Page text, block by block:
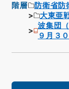
階層 防衛省防
大東亜
波集団
９月３